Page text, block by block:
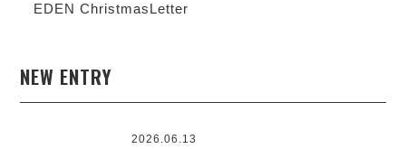
EDEN ChristmasLetter
NEW ENTRY
2026.06.13